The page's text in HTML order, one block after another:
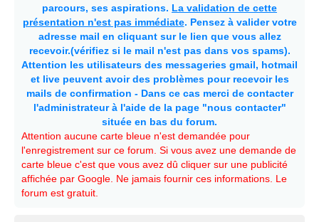
parcours, ses aspirations. La validation de cette
présentation n'est pas immédiate. Pensez à valider votre
adresse mail en cliquant sur le lien que vous allez
recevoir.(vérifiez si le mail n'est pas dans vos spams).
Attention les utilisateurs des messageries gmail, hotmail
et live peuvent avoir des problèmes pour recevoir les
mails de confirmation - Dans ce cas merci de contacter
l'administrateur à l'aide de la page "nous contacter"
située en bas du forum.
Attention aucune carte bleue n'est demandée pour
l'enregistrement sur ce forum. Si vous avez une demande de
carte bleue c'est que vous avez dû cliquer sur une publicité
affichée par Google. Ne jamais fournir ces informations. Le
forum est gratuit.